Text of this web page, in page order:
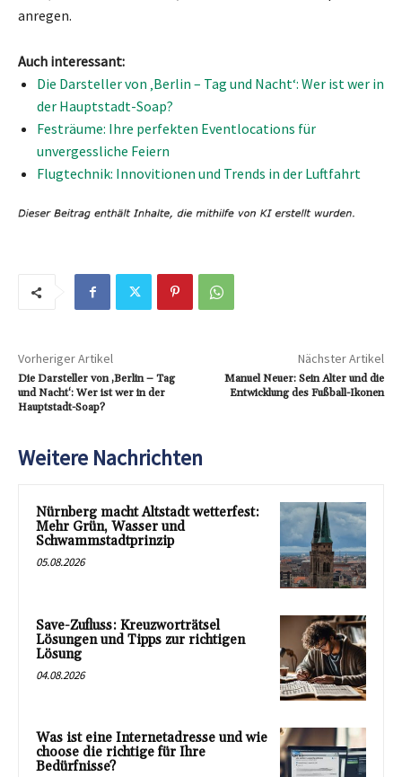
anregen.
Auch interessant:
Die Darsteller von ‚Berlin – Tag und Nacht‘: Wer ist wer in
der Hauptstadt-Soap?
Festräume: Ihre perfekten Eventlocations für
unvergessliche Feiern
Flugtechnik: Innovitionen und Trends in der Luftfahrt
Vorheriger Artikel
Die Darsteller von ‚Berlin – Tag
und Nacht‘: Wer ist wer in der
Hauptstadt-Soap?
Nächster Artikel
Manuel Neuer: Sein Alter und die
Entwicklung des Fußball-Ikonen
Weitere Nachrichten
Nürnberg macht Altstadt wetterfest:
Mehr Grün, Wasser und
Schwammstadtprinzip
05.08.2026
Save-Zufluss: Kreuzworträtsel
Lösungen und Tipps zur richtigen
Lösung
04.08.2026
Was ist eine Internetadresse und wie
choose die richtige für Ihre
Bedürfnisse?